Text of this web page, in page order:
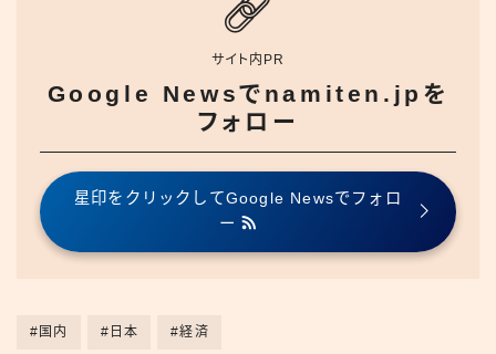
サイト内PR
Google Newsでnamiten.jpを
フォロー
星印をクリックしてGoogle Newsでフォロ
ー
#国内 #日本 #経済